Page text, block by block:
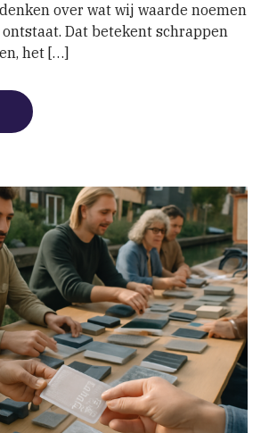
over wat wij waarde noemen
Dat betekent schrappen
het […]